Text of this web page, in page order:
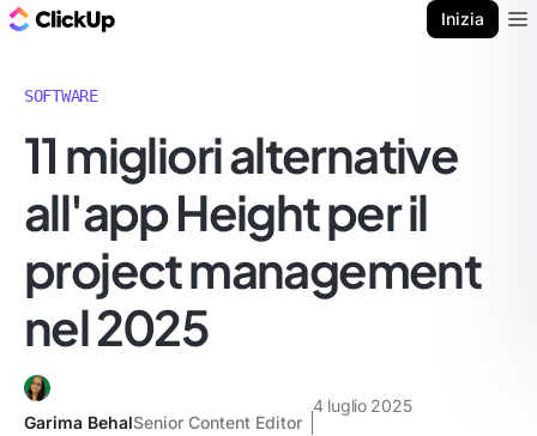
Inizia
SOFTWARE
11 migliori alternative
all'app Height per il
project management
nel 2025
Garima BehalSenior Content Editor
4 luglio 2025